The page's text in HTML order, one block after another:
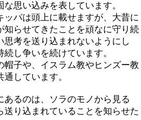
思い込みを表しています。
ッパは頭上に載せますが、大昔に
知らせてきたことを頑なに守り続
思考を送り込まれないようにし
し争いを続けています。
帽子や、イスラム教やヒンズー教
しています。
あるのは、ソラのモノから見る
送り込まれていることを知らせた